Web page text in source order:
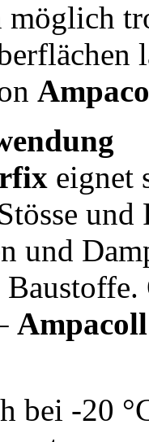
möglich
eignet
und
und
bei -20